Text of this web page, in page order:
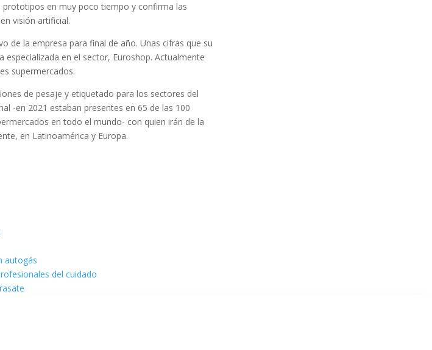
en muy poco tiempo y confirma las
visión artificial.
de la empresa para final de año. Unas cifras que su
en el sector, Euroshop. Actualmente
supermercados.
de pesaje y etiquetado para los sectores del
-en 2021 estaban presentes en 65 de las 100
en todo el mundo- con quien irán de la
en Latinoamérica y Europa.
autogás
del cuidado